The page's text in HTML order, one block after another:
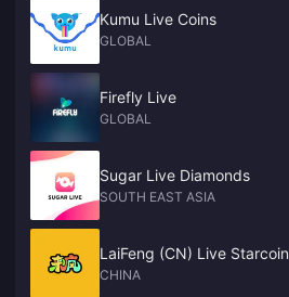
Kumu Live Coins
GLOBAL
Firefly Live
GLOBAL
Sugar Live Diamonds
SOUTH EAST ASIA
LaiFeng (CN) Live Starcoin
CHINA